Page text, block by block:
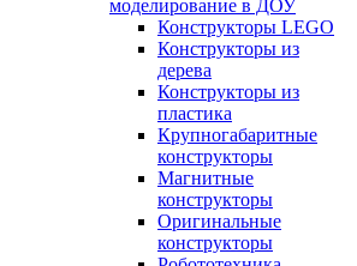
моделирование в ДОУ
Конструкторы LEGO
Конструкторы из
дерева
Конструкторы из
пластика
Крупногабаритные
конструкторы
Магнитные
конструкторы
Оригинальные
конструкторы